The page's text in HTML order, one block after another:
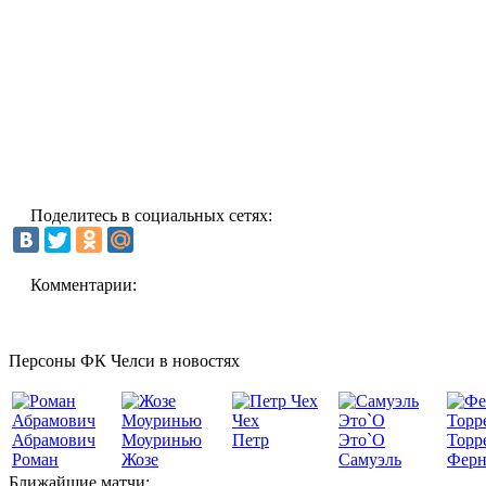
Поделитесь в социальных сетях:
Комментарии:
Персоны ФК Челси в новостях
Абрамович
Роман
Моуринью
Жозе
Чех
Петр
Это`О
Самуэль
Ближайшие матчи: